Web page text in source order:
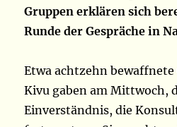
Gruppen erklären sich
Runde der Gespräche in
Etwa achtzehn
Kivu gaben am Mittwoch,
Einverständnis, die